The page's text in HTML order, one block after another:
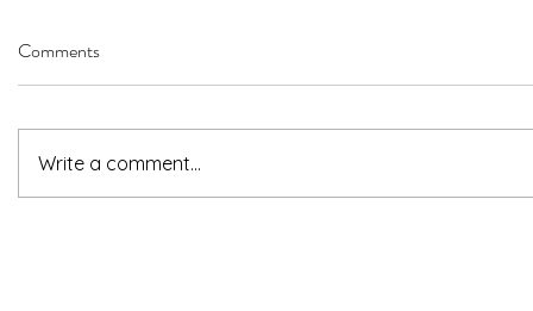
Comments
Write a comment...